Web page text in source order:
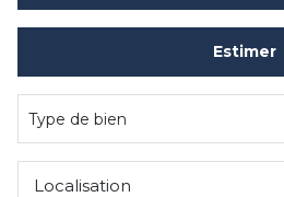
Du neuf
De l'immo pro
Estimer
Type de bien
Localisation